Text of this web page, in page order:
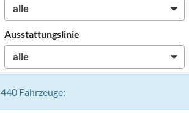
Ausstattungslinie
440 Fahrzeuge: